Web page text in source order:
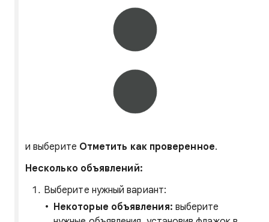
и выберите Отметить как проверенное.
Несколько объявлений:
Выберите нужный вариант:
Некоторые объявления: выберите